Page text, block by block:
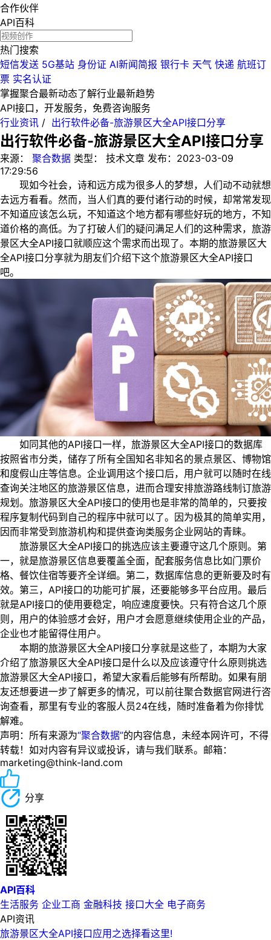
合作伙伴
API百科
热门搜索
短信发送 5G基站 身份证 AI新闻简报 银行卡 天气 快递 航班订
票 实名认证
掌握聚合最新动态了解行业最新趋势
API接口，开发服务，免费咨询服务
行业资讯 / 出行软件必备-旅游景区大全API接口分享
出行软件必备-旅游景区大全API接口分享
来源： 聚合数据 类型： 技术文章 发布： 2023-03-09
17:29:56
现如今社会，诗和远方成为很多人的梦想，人们动不动就想
去远方看看。然而，当人们真的要付诸行动的时候，却常常发现
不知道应该怎么玩，不知道这个地方都有哪些好玩的地方，不知
道价格的高低。为了打破人们的疑问满足人们的这种需求，旅游
景区大全API接口就顺应这个需求而出现了。本期的旅游景区大
全API接口分享就为朋友们介绍下这个旅游景区大全API接口
吧。
如同其他的API接口一样，旅游景区大全API接口的数据库
按照省市分类，储存了所有全国知名非知名的景点景区、博物馆
和度假山庄等信息。企业调用这个接口后，用户就可以随时在线
查询关注地区的旅游景区信息，进而合理安排旅游路线制订旅游
规划。旅游景区大全API接口的使用也是非常的简单的，只要按
程序复制代码到自己的程序中就可以了。因为极其的简单实用，
因而非常受到旅游机构和提供查询类服务企业网站的青睐。
旅游景区大全API接口的挑选应该主要遵守这几个原则。第
一，就是旅游景区信息要覆盖全面，配套服务信息比如门票价
格、餐饮住宿等要齐全详细。第二，数据库信息的更新要及时有
效。第三，API接口的功能可扩展，还要能够多平台应用。最后
就是API接口的使用要稳定，响应速度要快。只有符合这几个原
则，用户的体验感才会好，用户才会愿意继续使用企业的产品，
企业也才能留得住用户。
本期的旅游景区大全API接口分享就是这些了，本期为大家
介绍了旅游景区大全API接口是什么以及应该遵守什么原则挑选
旅游景区大全API接口，希望大家看后能够有所帮助。如果有朋
友还想要进一步了解更多的情况，可以前往聚合数据官网进行咨
询查看，那里有专业的客服人员24在线，随时准备着为你排忧
解难。
声明：所有来源为“聚合数据”的内容信息，未经本网许可，不得
转载！如对内容有异议或投诉，请与我们联系。邮箱：
marketing@think-land.com
分享
API百科
生活服务 企业工商 金融科技 接口大全 电子商务
API资讯
旅游景区大全API接口应用之选择看这里!